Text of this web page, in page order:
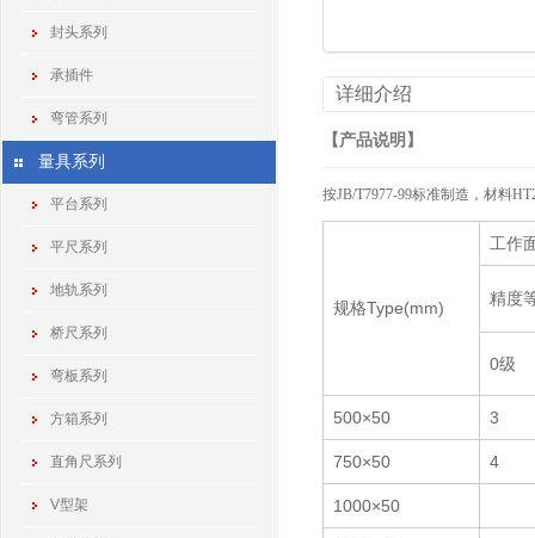
封头系列
承插件
弯管系列
量具系列
平台系列
平尺系列
地轨系列
桥尺系列
弯板系列
方箱系列
直角尺系列
V型架
详细介绍
【产品说明】
按JB/T7977-99标准制造，材料
规格Type(mm)
工作
精度
0级
500×50 3
750×50 4
1000×50